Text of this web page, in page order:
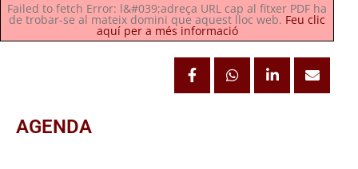
Failed to fetch Error: l&#039;adreça URL cap al fitxer PDF ha
de trobar-se al mateix domini que aquest lloc web. Feu clic
aquí per a més informació
AGENDA